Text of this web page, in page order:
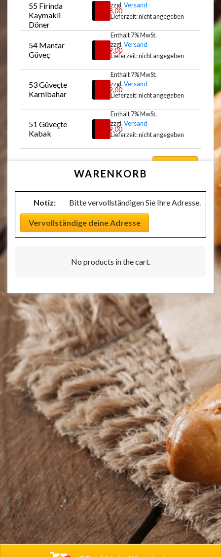
55 Firinda
Kaymakli
Döner
18,00
zzgl.Versand
Lieferzeit: nicht angegeben
54 Mantar
Güveç
19,00
Enthält 7% MwSt.
zzgl.Versand
Lieferzeit: nicht angegeben
53 Güveçte
Karnibahar
19,00
Enthält 7% MwSt.
zzgl.Versand
Lieferzeit: nicht angegeben
51 Güveçte
Kabak
19,00
Enthält 7% MwSt.
zzgl.Versand
Lieferzeit: nicht angegeben
WARENKORB
Notiz: Bitte vervollständigen Sie Ihre Adresse.
Vervollständige deine Adresse
No products in the cart.